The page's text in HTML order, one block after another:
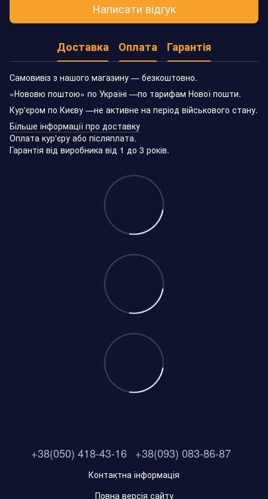
Написати відгук
Доставка Оплата Гарантія
Самовивіз з нашого магазину — безкоштовно.
«Нововю поштою» по Україні —по тарифам Нової пошти.
Кур'єром по Києву —не активне на період військового стану.
Більше інформації про доставку
Оплата кур'єру або післяплата.
Гарантія від виробника від 1 до 3 років.
+38(050) 418-43-16 +38(093) 083-86-87
Контактна інформація
Повна версія сайту